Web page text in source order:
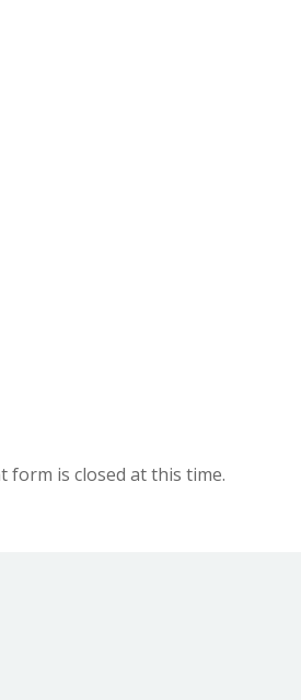
form is closed at this time.